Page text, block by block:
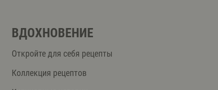
ВДОХНОВЕНИЕ
Откройте для себя рецепты
Коллекция рецептов